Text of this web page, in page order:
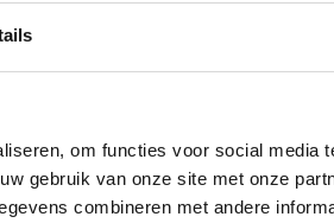
om functies voor social media
gebruik van onze site met onze
combineren met andere
Kleine,
behoeften,
begeleiding met
voor jou?